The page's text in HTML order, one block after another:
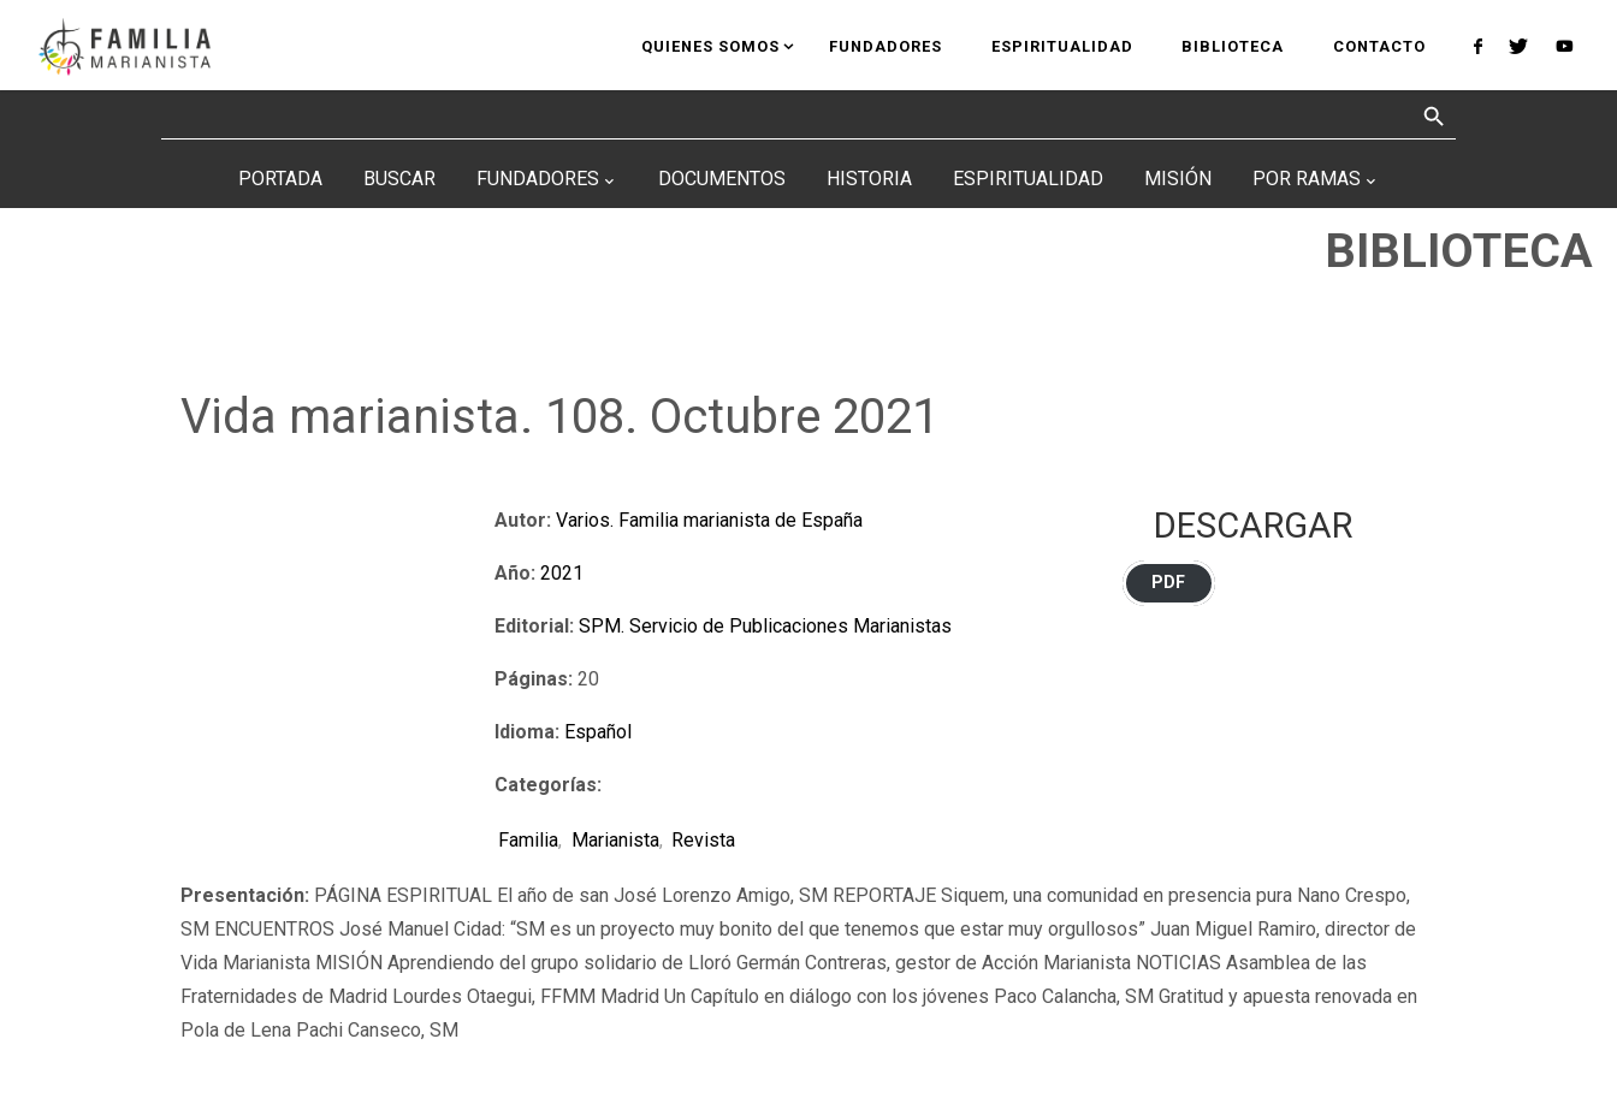
contenido
QUIENES SOMOS FUNDADORES ESPIRITUALIDAD BIBLIOTECA CONTACTO
Search Button
PORTADA BUSCAR FUNDADORES DOCUMENTOS HISTORIA ESPIRITUALIDAD MISIÓN POR RAMAS
BIBLIOTECA
Vida marianista. 108. Octubre 2021
Autor: Varios. Familia marianista de España
Año: 2021
Editorial: SPM. Servicio de Publicaciones Marianistas
Páginas: 20
Idioma: Español
Categorías:
Familia, Marianista, Revista
DESCARGAR
PDF
Presentación: PÁGINA ESPIRITUAL El año de san José Lorenzo Amigo, SM REPORTAJE Siquem, una comunidad en presencia pura Nano Crespo,
SM ENCUENTROS José Manuel Cidad: “SM es un proyecto muy bonito del que tenemos que estar muy orgullosos” Juan Miguel Ramiro, director de
Vida Marianista MISIÓN Aprendiendo del grupo solidario de Lloró Germán Contreras, gestor de Acción Marianista NOTICIAS Asamblea de las
Fraternidades de Madrid Lourdes Otaegui, FFMM Madrid Un Capítulo en diálogo con los jóvenes Paco Calancha, SM Gratitud y apuesta renovada en
Pola de Lena Pachi Canseco, SM